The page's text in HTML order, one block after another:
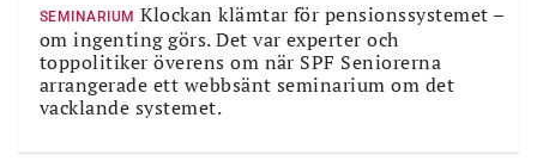
SEMINARIUM Klockan klämtar för pensionssystemet –
om ingenting görs. Det var experter och
toppolitiker överens om när SPF Seniorerna
arrangerade ett webbsänt seminarium om det
vacklande systemet.